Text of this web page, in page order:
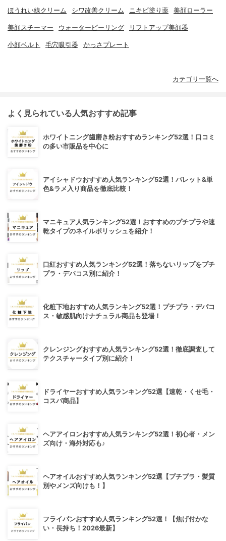
ほうれい線クリーム シワ改善クリーム ニキビ塗り薬 美顔ローラー
美顔スチーマー ウォーターピーリング リフトアップ美顔器
小顔ベルト 毛穴吸引器 かっさプレート
カテゴリ一覧へ
よく見られている人気おすすめ記事
ホワイトニング歯磨き粉おすすめランキング52選！口コミ
の多い市販品を中心に
アイシャドウおすすめ人気ランキング52選！パレット&単
色&ラメ入り商品を徹底比較！
マニキュア人気ランキング52選！おすすめのプチプラや速
乾タイプのネイルポリッシュを紹介！
口紅おすすめ人気ランキング52選！落ちないリップをプチ
プラ・デパコス別に紹介！
化粧下地おすすめ人気ランキング52選！プチプラ・デパコ
ス・敏感肌向けナチュラル商品も登場！
クレンジングおすすめ人気ランキング52選！徹底調査して
テクスチャータイプ別に紹介！
ドライヤーおすすめ人気ランキング52選【速乾・くせ毛・
コスパ商品】
ヘアアイロンおすすめ人気ランキング52選！初心者・メン
ズ向け・海外対応も♪
ヘアオイルおすすめ人気ランキング52選【プチプラ・髪質
別やメンズ向けも！】
フライパンおすすめ人気ランキング52選！【焦げ付かな
い・長持ち！2026最新】